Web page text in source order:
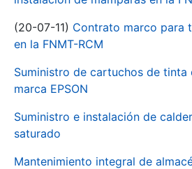
(20-07-11) Contrato marco para
en la FNMT-RCM
Suministro de cartuchos de tinta
marca EPSON
Suministro e instalación de
saturado
Mantenimiento integral de